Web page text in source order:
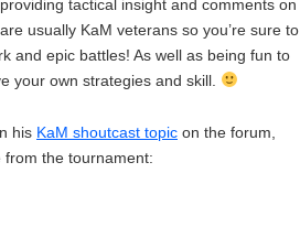
tactical insight and comments on
usually KaM veterans so you’re sure to
and epic battles! As well as being fun to
your own strategies and skill.
his KaM shoutcast topic on the forum,
from the tournament: